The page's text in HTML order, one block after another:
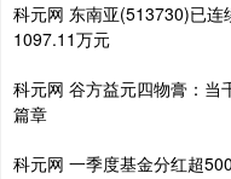
科元网 东南亚(513730)已
1097.11万元
科元网 谷方益元四物膏：当
篇章
科元网 一季度基金分红超